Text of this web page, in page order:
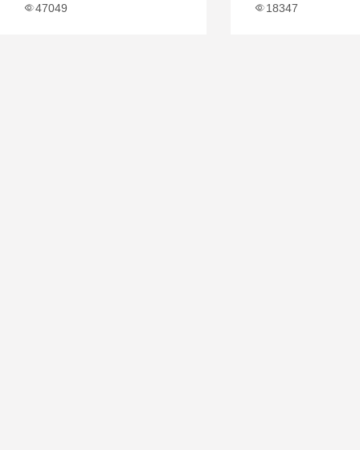
女士详解“欧盟无菌附录1的修订
47049
女士详解“欧盟无菌
18347